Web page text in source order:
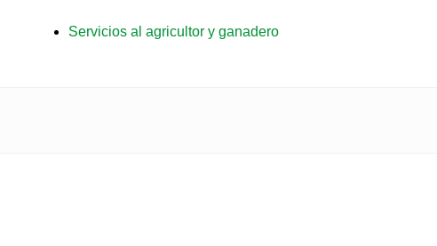
Servicios al agricultor y ganadero